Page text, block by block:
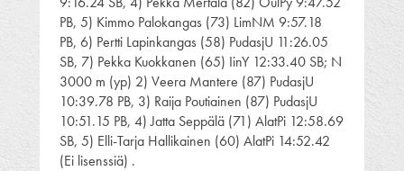
PB, 5) Kimmo Palokangas (73) LimNM 9:57.18
PB, 6) Pertti Lapinkangas (58) PudasjU 11:26.05
SB, 7) Pekka Kuokkanen (65) IinY 12:33.40 SB; N
3000 m (yp) 2) Veera Mantere (87) PudasjU
10:39.78 PB, 3) Raija Poutiainen (87) PudasjU
10:51.15 PB, 4) Jatta Seppälä (71) AlatPi 12:58.69
SB, 5) Elli-Tarja Hallikainen (60) AlatPi 14:52.42
(Ei lisenssiä) .